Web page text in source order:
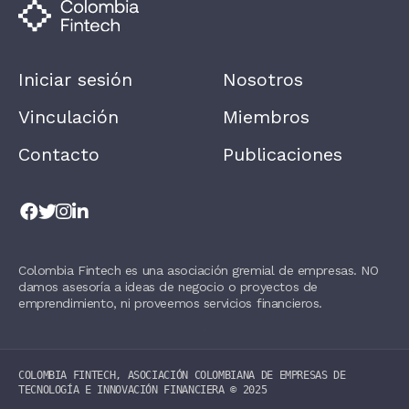
N
,
V
H
S
L
A
N
K
Iniciar sesión
Vinculación
Contacto
Nosotros
Miembros
Publicaciones
Colombia Fintech es una asociación gremial de empresas. NO
damos asesoría a ideas de negocio o proyectos de
emprendimiento, ni proveemos servicios financieros.
COLOMBIA FINTECH, ASOCIACIÓN COLOMBIANA DE EMPRESAS DE
TECNOLOGÍA E INNOVACIÓN FINANCIERA ©️ 2025